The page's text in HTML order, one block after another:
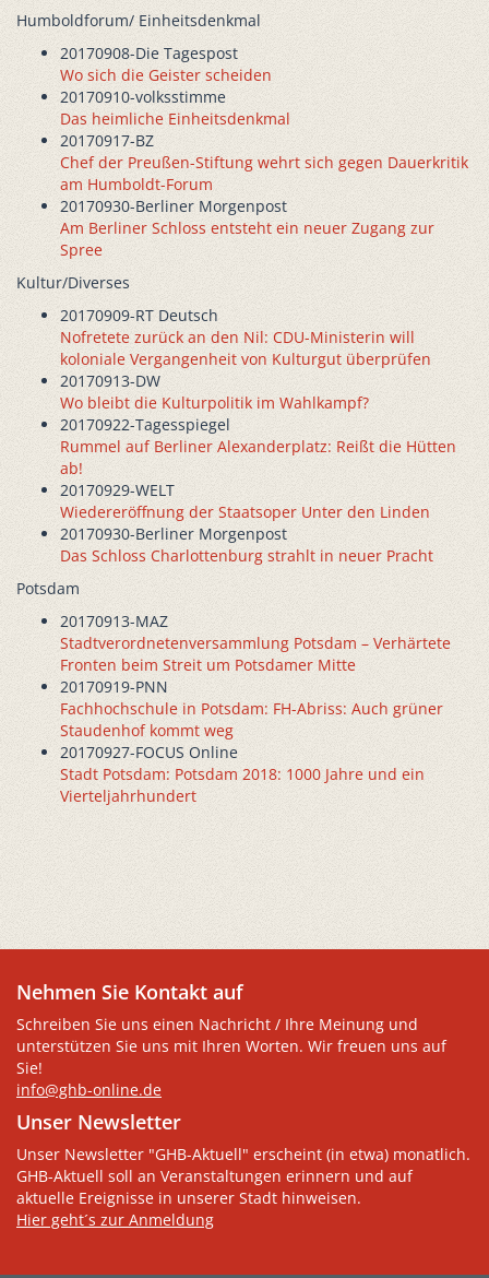
Humboldforum/ Einheitsdenkmal
20170908-Die Tagespost
Wo sich die Geister scheiden
20170910-volksstimme
Das heimliche Einheitsdenkmal
20170917-BZ
Chef der Preußen-Stiftung wehrt sich gegen Dauerkritik
am Humboldt-Forum
20170930-Berliner Morgenpost
Am Berliner Schloss entsteht ein neuer Zugang zur
Spree
Kultur/Diverses
20170909-RT Deutsch
Nofretete zurück an den Nil: CDU-Ministerin will
koloniale Vergangenheit von Kulturgut überprüfen
20170913-DW
Wo bleibt die Kulturpolitik im Wahlkampf?
20170922-Tagesspiegel
Rummel auf Berliner Alexanderplatz: Reißt die Hütten
ab!
20170929-WELT
Wiedereröffnung der Staatsoper Unter den Linden
20170930-Berliner Morgenpost
Das Schloss Charlottenburg strahlt in neuer Pracht
Potsdam
20170913-MAZ
Stadtverordnetenversammlung Potsdam – Verhärtete
Fronten beim Streit um Potsdamer Mitte
20170919-PNN
Fachhochschule in Potsdam: FH-Abriss: Auch grüner
Staudenhof kommt weg
20170927-FOCUS Online
Stadt Potsdam: Potsdam 2018: 1000 Jahre und ein
Vierteljahrhundert
Nehmen Sie Kontakt auf
Schreiben Sie uns einen Nachricht / Ihre Meinung und
unterstützen Sie uns mit Ihren Worten. Wir freuen uns auf
Sie!
info@ghb-online.de
Unser Newsletter
Unser Newsletter "GHB-Aktuell" erscheint (in etwa) monatlich.
GHB-Aktuell soll an Veranstaltungen erinnern und auf
aktuelle Ereignisse in unserer Stadt hinweisen.
Hier geht´s zur Anmeldung